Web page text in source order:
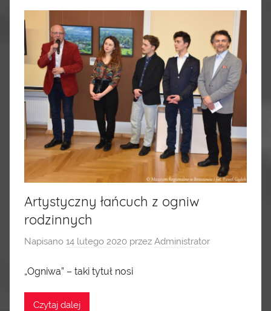
Artystyczny łańcuch z ogniw
rodzinnych
Napisano 14 lutego 2020 przez Administrator
„Ogniwa” – taki tytuł nosi
Czytaj dalej